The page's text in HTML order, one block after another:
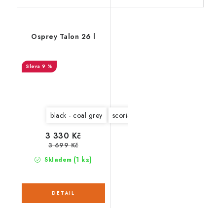
Osprey Talon 26 l
9 %
black - coal grey scoria blue - night shift
Skladem (1 ks)
3 330 Kč
3 699 Kč